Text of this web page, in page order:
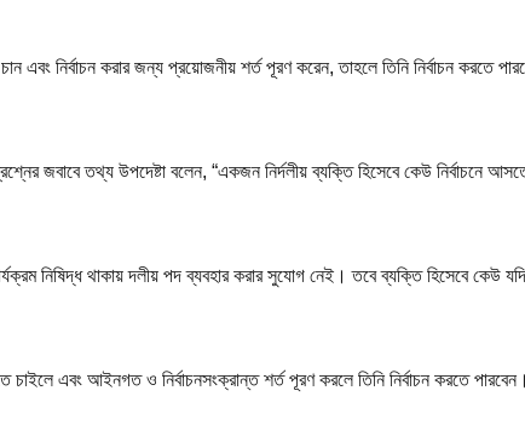
নির্বাচন করার জন্য প্রয়োজনীয় শর্ত পূরণ করেন, তাহলে তিনি নির্বাচন করতে
জবাবে তথ্য উপদেষ্টা বলেন, “একজন নির্দলীয় ব্যক্তি হিসেবে কেউ নির্বাচনে
নিষিদ্ধ থাকায় দলীয় পদ ব্যবহার করার সুযোগ নেই। তবে ব্যক্তি হিসেবে কেউ
চাইলে এবং আইনগত ও নির্বাচনসংক্রান্ত শর্ত পূরণ করলে তিনি নির্বাচন করতে